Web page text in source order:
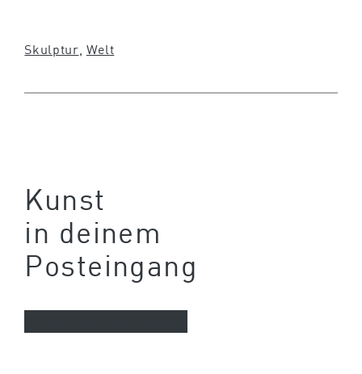
Skulptur Welt
Kunst
in deinem
Posteingang